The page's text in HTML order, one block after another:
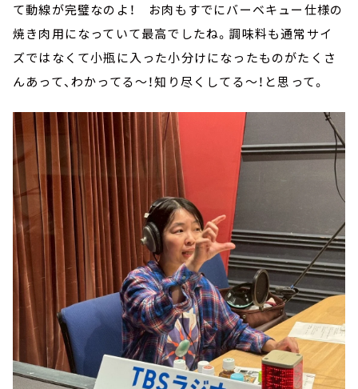
て動線が完璧なのよ！ お肉もすでにバーベキュー仕様の
焼き肉用になっていて最高でしたね。調味料も通常サイ
ズではなくて小瓶に入った小分けになったものがたくさ
んあって、わかってる～！知り尽くしてる～！と思って。